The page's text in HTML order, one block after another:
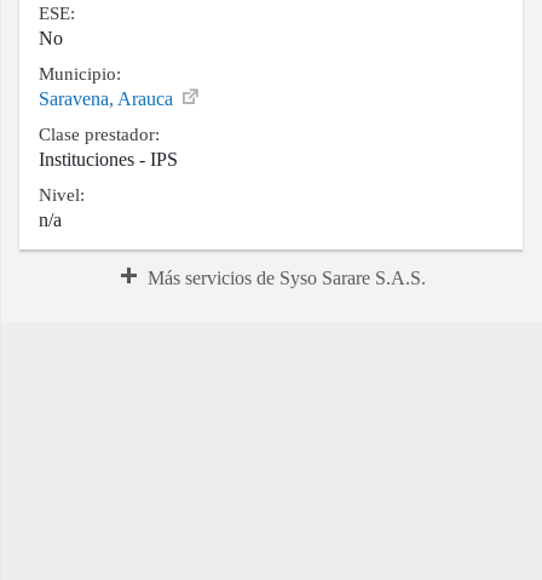
Contacto
ESE:
No
Municipio:
Saravena, Arauca
Clase prestador:
Instituciones - IPS
Nivel:
n/a
Más servicios de Syso Sarare S.A.S.